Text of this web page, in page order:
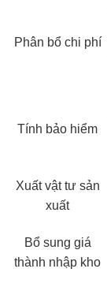
Phân bổ chi phí
Tính bảo hiểm
Xuất vật tư sản
xuất
Bổ sung giá
thành nhập kho